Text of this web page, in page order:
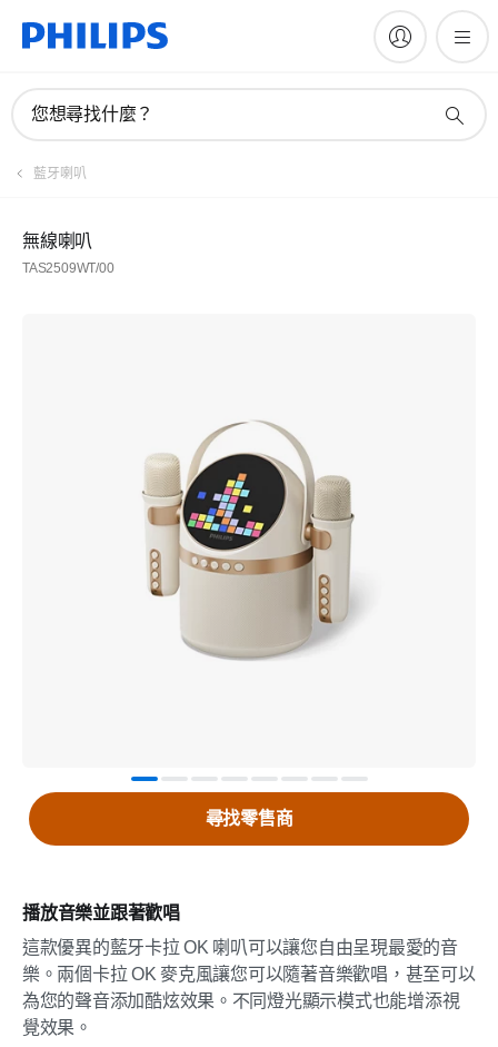
您想尋找什麼？
藍牙喇叭
無線喇叭
TAS2509WT/00
播放音樂並跟著歡唱
這款優異的藍牙卡拉 OK 喇叭可以讓您自由呈現最愛的音
樂。兩個卡拉 OK 麥克風讓您可以隨著音樂歡唱，甚至可以
為您的聲音添加酷炫效果。不同燈光顯示模式也能增添視
覺效果。
尋找零售商